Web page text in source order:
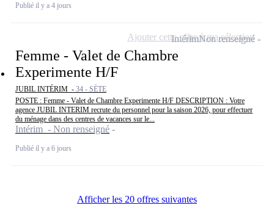
Publié il y a 4 jours
Femme - Valet de Chambre
Experimente H/F
JUBIL INTÉRIM - 34 - SÈTE
POSTE : Femme - Valet de Chambre Experimente H/F DESCRIPTION : Votre
agence JUBIL INTERIM recrute du personnel pour la saison 2026, pour effectuer
du ménage dans des centres de vacances sur le...
Intérim - Non renseigné
Publié il y a 6 jours
IntérimNon renseigné
Ajouter cette offre à ma sélection
Afficher les 20 offres suivantes